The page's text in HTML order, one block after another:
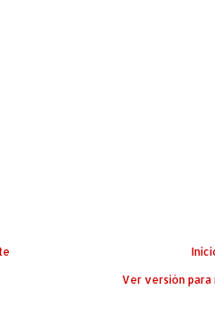
Ver versión